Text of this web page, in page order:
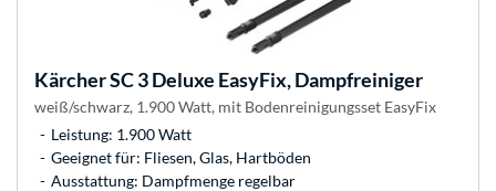
KärcherSC 3 Deluxe EasyFix, Dampfreiniger
weiß/schwarz, 1.900 Watt, mit Bodenreinigungsset EasyFix
Leistung: 1.900 Watt
Geeignet für: Fliesen, Glas, Hartböden
Ausstattung: Dampfmenge regelbar